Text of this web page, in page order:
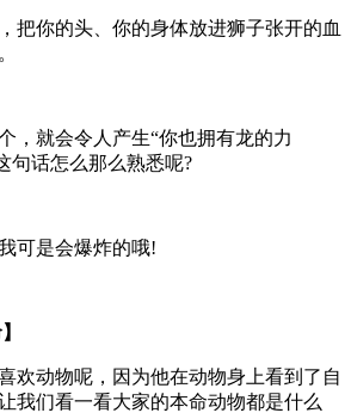
把你的头、你的身体放进狮子张开的血
，就会令人产生“你也拥有龙的力
句话怎么那么熟悉呢?
可是会爆炸的哦!
欢动物呢，因为他在动物身上看到了自
我们看一看大家的本命动物都是什么